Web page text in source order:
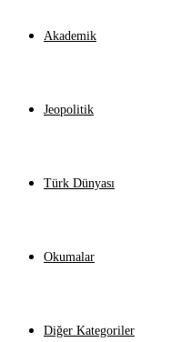
Akademik
Jeopolitik
Türk Dünyası
Okumalar
Diğer Kategoriler